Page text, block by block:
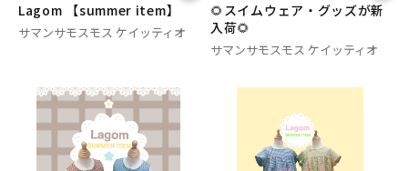
Lagom 【summer item】
サマンサモスモス ケイッティオ
🌻スイムウェア・グッズが新
入荷🌻
サマンサモスモス ケイッティオ